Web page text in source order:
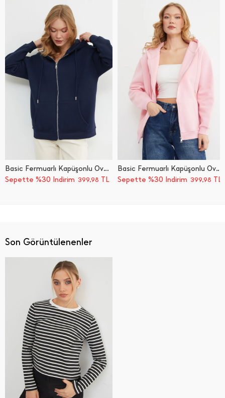
Basic Fermuarlı Kapüşonlu Oversize Sweatshirt
Sepette %30 İndirim 399,98 TL
Basic Fermuarlı Kapüşonlu Oversize Sweatshirt
Sepette %30 İndirim 399,98 TL
Son Görüntülenenler